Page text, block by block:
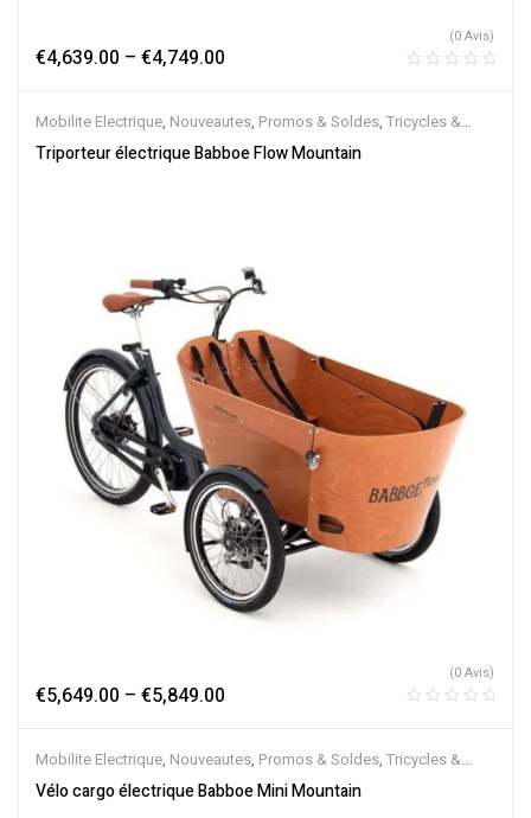
€4,639.00 – €4,749.00
(0 Avis)
Mobilite Electrique, Nouveautes, Promos & Soldes, Tricycles &
Cargos,Vélo électrique ville,Velos Electriques
Triporteur électrique Babboe Flow Mountain
€5,649.00 – €5,849.00
(0 Avis)
Mobilite Electrique, Nouveautes, Promos & Soldes, Tricycles &
Cargos,Vélo électrique ville,Velos Electriques
Vélo cargo électrique Babboe Mini Mountain